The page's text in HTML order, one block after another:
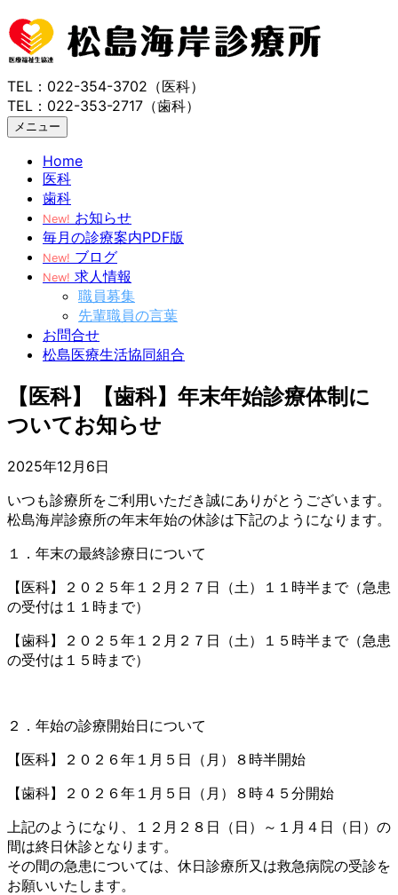
TEL：022-354-3702（医科）
TEL：022-353-2717（歯科）
メニュー
Home
医科
歯科
New! お知らせ
毎月の診療案内PDF版
New! ブログ
New! 求人情報
職員募集
先輩職員の言葉
お問合せ
松島医療生活協同組合
【医科】【歯科】年末年始診療体制に
ついてお知らせ
2025年12月6日
いつも診療所をご利用いただき誠にありがとうございます。
松島海岸診療所の年末年始の休診は下記のようになります。
１．年末の最終診療日について
【医科】２０２５年１２月２７日（土）１１時半まで（急患
の受付は１１時まで）
【歯科】２０２５年１２月２７日（土）１５時半まで（急患
の受付は１５時まで）
２．年始の診療開始日について
【医科】２０２６年１月５日（月）８時半開始
【歯科】２０２６年１月５日（月）８時４５分開始
上記のようになり、１２月２８日（日）～１月４日（日）の
間は終日休診となります。
その間の急患については、休日診療所又は救急病院の受診を
お願いいたします。